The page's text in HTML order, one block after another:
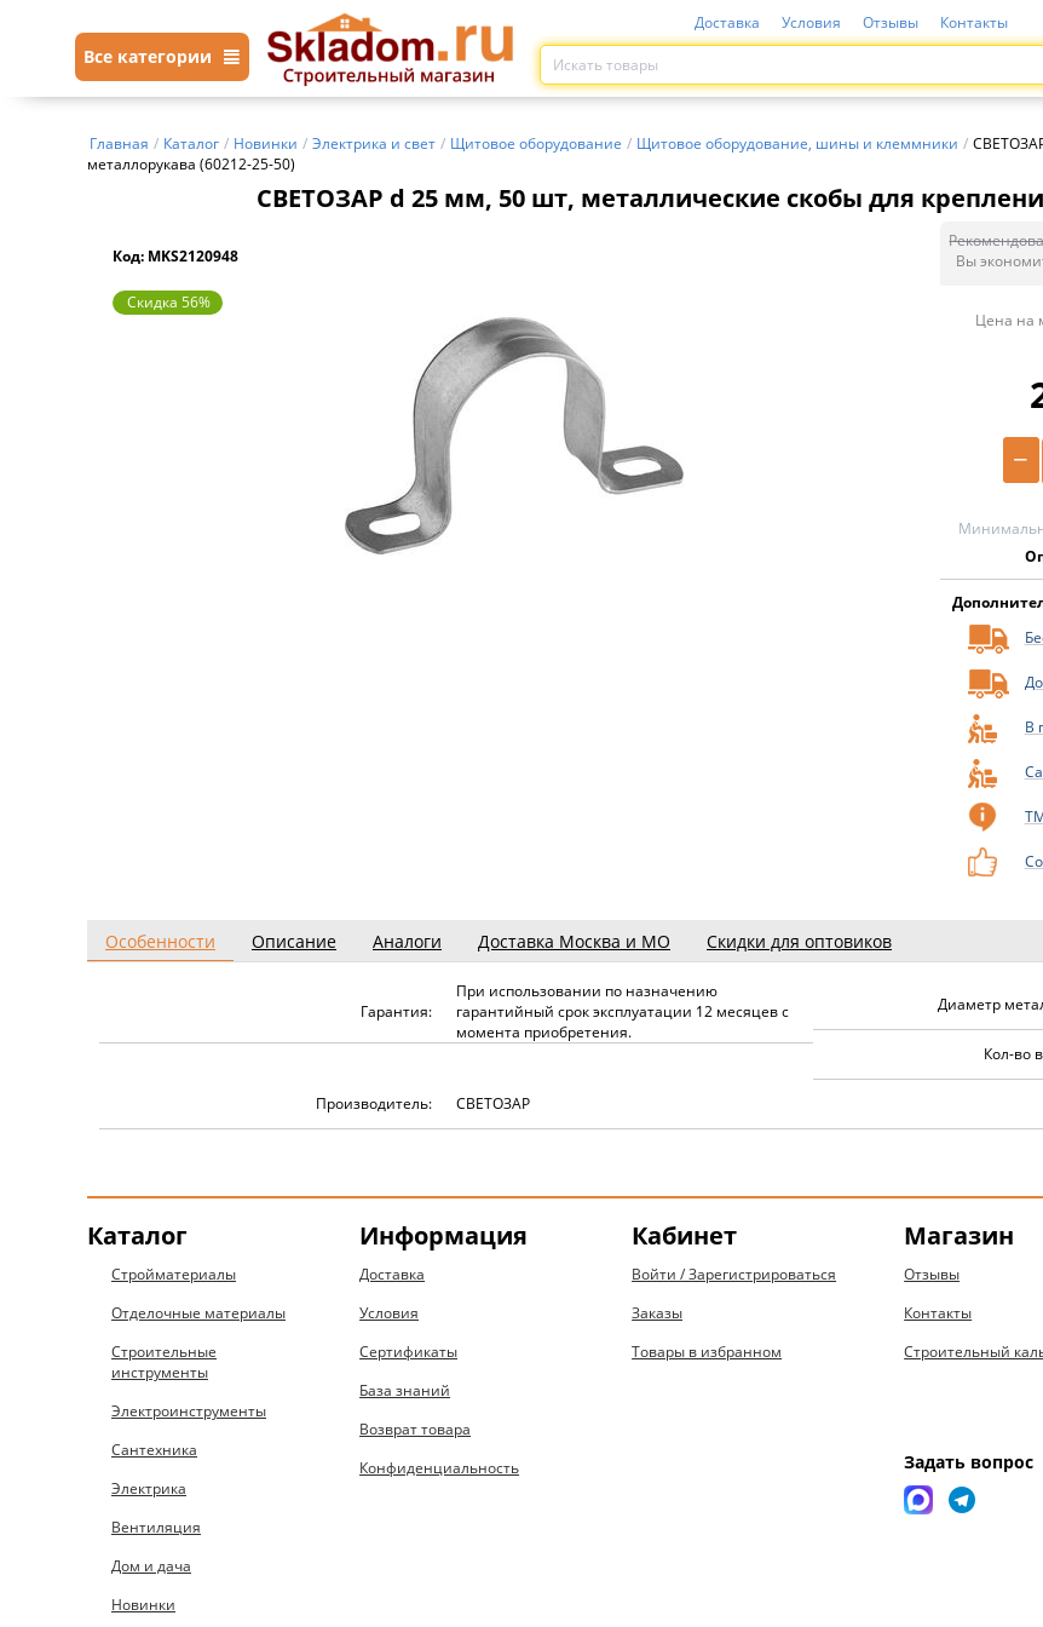
Все категории
Доставка Условия Отзывы Контакты
Главная / Каталог / Новинки / Электрика и свет / Щитовое оборудование / Щитовое оборудование, шины и клеммники /
металлорукава (60212-25-50)
СВЕТОЗАР d 25 мм, 50 шт, металлические скобы для
Код: MKS2120948
Скидка 56%
Вы
Цена на
−
В
Особенности Описание Аналоги Доставка Москва и МО Скидки для оптовиков
Гарантия:
При использовании по назначению
гарантийный срок эксплуатации 12 месяцев с
момента приобретения.
Диаметр
Кол-во
Производитель: СВЕТОЗАР
Каталог
Стройматериалы
Отделочные материалы
Строительные
инструменты
Электроинструменты
Сантехника
Электрика
Вентиляция
Дом и дача
Новинки
Информация
Доставка
Условия
Сертификаты
База знаний
Возврат товара
Конфиденциальность
Кабинет
Войти / Зарегистрироваться
Заказы
Товары в избранном
Магазин
Отзывы
Контакты
Строительный
Задать вопрос